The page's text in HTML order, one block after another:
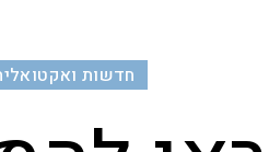
חדשות